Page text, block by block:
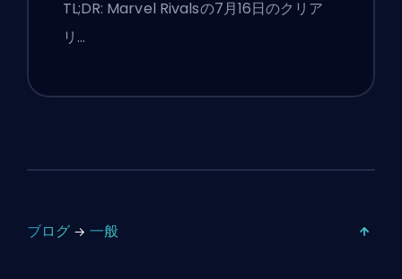
TL;DR: Marvel Rivalsの7月16日のクリア
リ…
ブログ 一般